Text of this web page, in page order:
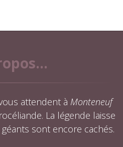
attendent à Monteneuf
La légende laisse
sont encore cachés.